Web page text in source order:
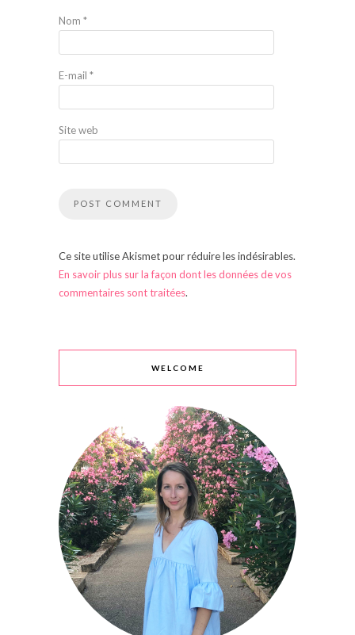
Nom *
E-mail *
Site web
Ce site utilise Akismet pour réduire les indésirables.
En savoir plus sur la façon dont les données de vos
commentaires sont traitées.
WELCOME